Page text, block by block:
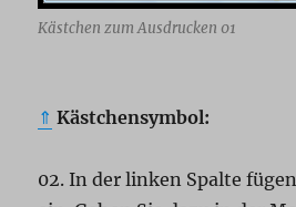
Kästchen zum Ausdrucken 01
⇑ Kästchensymbol:
02. In der linken Spalte